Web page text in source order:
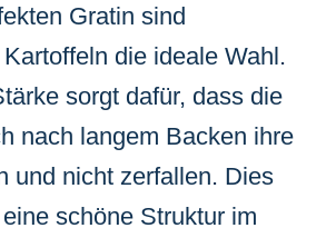
Gratin sind
die ideale Wahl.
sorgt dafür, dass die
nach langem Backen ihre
und nicht zerfallen. Dies
schöne Struktur im